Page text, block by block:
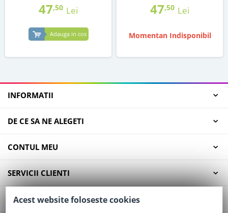
47,50 Lei
Adauga in cos
47,50 Lei
Momentan Indisponibil
INFORMATII
DE CE SA NE ALEGETI
CONTUL MEU
SERVICII CLIENTI
CONTACT
Acest website foloseste cookies